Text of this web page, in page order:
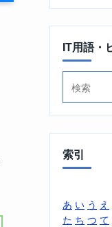
IT用語・
索引
あ い う え
た ち つ て